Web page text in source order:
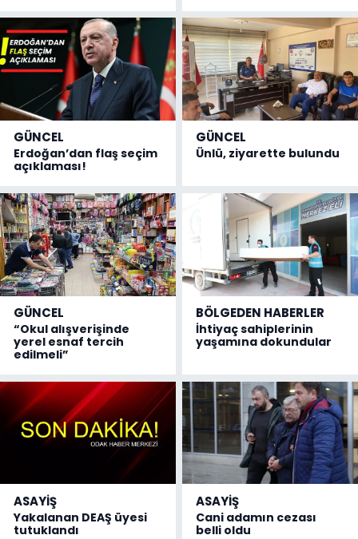
GÜNCEL
Erdoğan’dan flaş seçim
açıklaması!
GÜNCEL
Ünlü, ziyarette bulundu
GÜNCEL
“Okul alışverişinde
yerel esnaf tercih
edilmeli”
BÖLGEDEN HABERLER
İhtiyaç sahiplerinin
yaşamına dokundular
ASAYİŞ
Yakalanan DEAŞ üyesi
tutuklandı
ASAYİŞ
Cani adamın cezası
belli oldu